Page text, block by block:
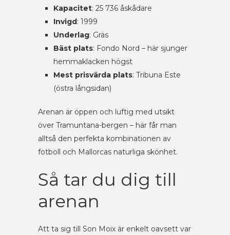
Kapacitet: 25 736 åskådare
Invigd: 1999
Underlag: Gräs
Bäst plats: Fondo Nord – här sjunger
hemmaklacken högst
Mest prisvärda plats: Tribuna Este
(östra långsidan)
Arenan är öppen och luftig med utsikt
över Tramuntana-bergen – här får man
alltså den perfekta kombinationen av
fotboll och Mallorcas naturliga skönhet.
Så tar du dig till
arenan
Att ta sig till Son Moix är enkelt oavsett var